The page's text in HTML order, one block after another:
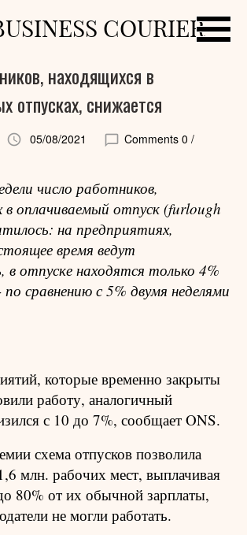
COURIER
находящихся в
отпусках, снижается
05/08/2021 Comments 0 /
число работников,
в оплачиваемый отпуск (furlough
на предприятиях,
время ведут
в отпуске находятся только 4%
сравнению с 5% двумя неделями
которые временно закрыты
работу, аналогичный
с 10 до 7%, сообщает ONS.
схема отпусков позволила
млн. рабочих мест, выплачивая
80% от их обычной зарплаты,
не могли работать.